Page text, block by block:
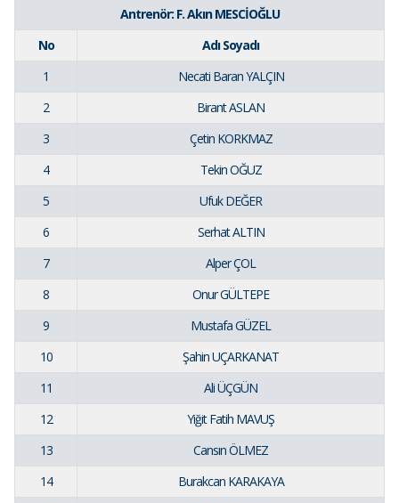
Antrenör: F. Akın MESCİOĞLU
No
Adı Soyadı
1
Necati Baran YALÇIN
2
Birant ASLAN
3
Çetin KORKMAZ
4
Tekin OĞUZ
5
Ufuk DEĞER
6
Serhat ALTIN
7
Alper ÇOL
8
Onur GÜLTEPE
9
Mustafa GÜZEL
10
Şahin UÇARKANAT
11
Ali ÜÇGÜN
12
Yiğit Fatih MAVUŞ
13
Cansın ÖLMEZ
14
Burakcan KARAKAYA